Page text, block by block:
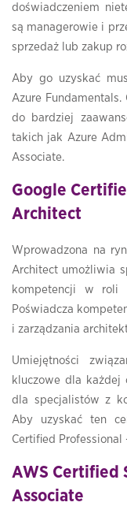
doświadczeniem
są managerowie i
sprzedaż lub zakup
Aby go uzyskać
Azure
do bardziej
takich jak Azure
Associate.
Google
Architect
Wprowadzona na
Architect umożliwia
kompetencji w roli
Poświadcza
i zarządzania
Umiejętności
kluczowe dla
dla specjalistów z
Aby uzyskać ten
Certified Professional
AWS Certified
Associate